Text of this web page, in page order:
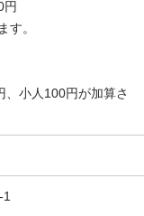
円
す。
小人100円が加算さ